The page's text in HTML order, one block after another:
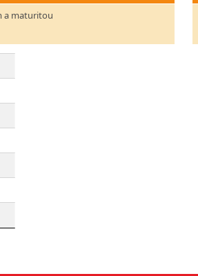
a maturitou